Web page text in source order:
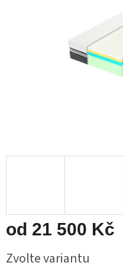
od 21 500 Kč
cena:
Zvolte variantu